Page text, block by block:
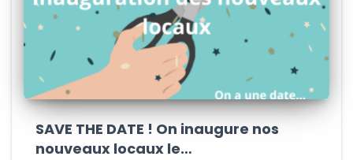
SAVE THE DATE ! On inaugure nos
nouveaux locaux le…